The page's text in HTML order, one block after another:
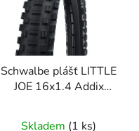
Schwalbe plášť LITTLE
JOE 16x1.4 Addix
černá+reflexní pruh
Skladem (1 ks)